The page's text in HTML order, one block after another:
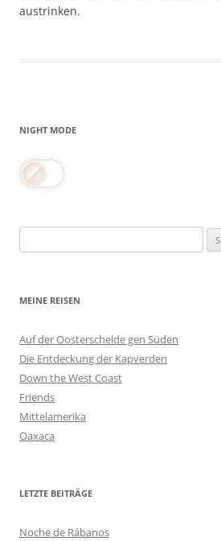
austrinken.
NIGHT MODE
nach:
MEINE REISEN
Auf der Oosterschelde gen Süden
Die Entdeckung der Kapverden
Down the West Coast
Friends
Mittelamerika
Oaxaca
LETZTE BEITRÄGE
Noche de Rábanos